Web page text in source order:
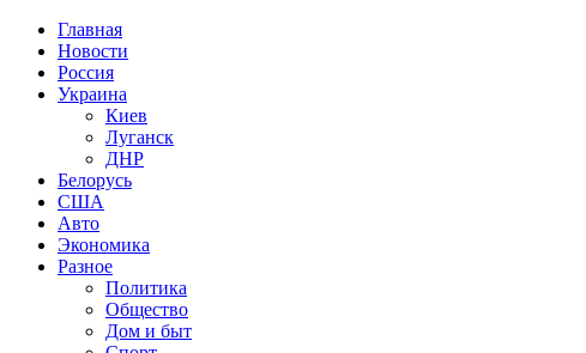
Главная
Новости
Россия
Украина
Киев
Луганск
ДНР
Белорусь
США
Авто
Экономика
Разное
Политика
Общество
Дом и быт